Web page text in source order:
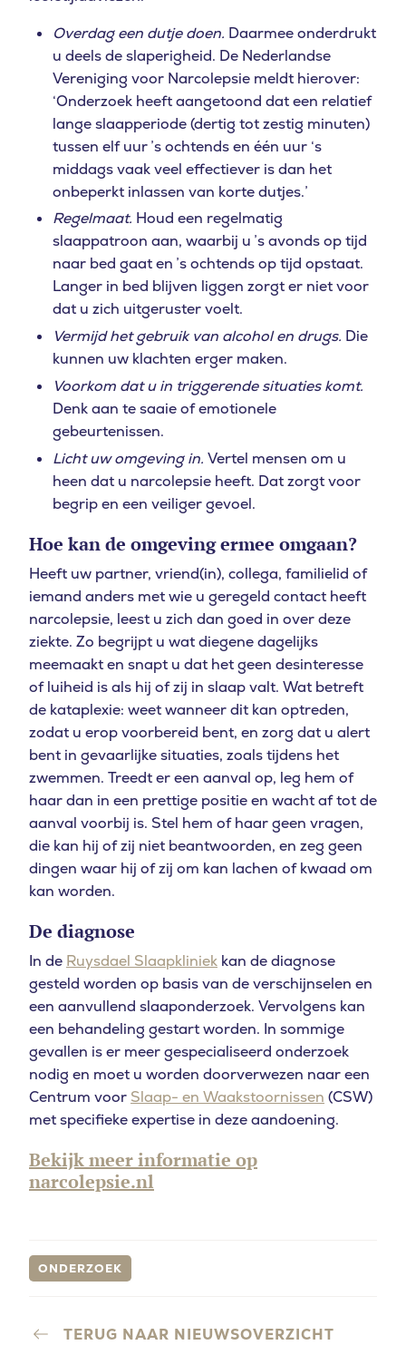
Overdag een dutje doen. Daarmee onderdrukt
u deels de slaperigheid. De Nederlandse
Vereniging voor Narcolepsie meldt hierover:
‘Onderzoek heeft aangetoond dat een relatief
lange slaapperiode (dertig tot zestig minuten)
tussen elf uur ’s ochtends en één uur ‘s
middags vaak veel effectiever is dan het
onbeperkt inlassen van korte dutjes.’
Regelmaat. Houd een regelmatig
slaappatroon aan, waarbij u ’s avonds op tijd
naar bed gaat en ’s ochtends op tijd opstaat.
Langer in bed blijven liggen zorgt er niet voor
dat u zich uitgeruster voelt.
Vermijd het gebruik van alcohol en drugs. Die
kunnen uw klachten erger maken.
Voorkom dat u in triggerende situaties komt.
Denk aan te saaie of emotionele
gebeurtenissen.
Licht uw omgeving in. Vertel mensen om u
heen dat u narcolepsie heeft. Dat zorgt voor
begrip en een veiliger gevoel.
Hoe kan de omgeving ermee omgaan?
Heeft uw partner, vriend(in), collega, familielid of
iemand anders met wie u geregeld contact heeft
narcolepsie, leest u zich dan goed in over deze
ziekte. Zo begrijpt u wat diegene dagelijks
meemaakt en snapt u dat het geen desinteresse
of luiheid is als hij of zij in slaap valt. Wat betreft
de kataplexie: weet wanneer dit kan optreden,
zodat u erop voorbereid bent, en zorg dat u alert
bent in gevaarlijke situaties, zoals tijdens het
zwemmen. Treedt er een aanval op, leg hem of
haar dan in een prettige positie en wacht af tot de
aanval voorbij is. Stel hem of haar geen vragen,
die kan hij of zij niet beantwoorden, en zeg geen
dingen waar hij of zij om kan lachen of kwaad om
kan worden.
De diagnose
In de Ruysdael Slaapkliniek kan de diagnose
gesteld worden op basis van de verschijnselen en
een aanvullend slaaponderzoek. Vervolgens kan
een behandeling gestart worden. In sommige
gevallen is er meer gespecialiseerd onderzoek
nodig en moet u worden doorverwezen naar een
Centrum voor Slaap- en Waakstoornissen (CSW)
met specifieke expertise in deze aandoening.
Bekijk meer informatie op
narcolepsie.nl
ONDERZOEK
TERUG NAAR NIEUWSOVERZICHT